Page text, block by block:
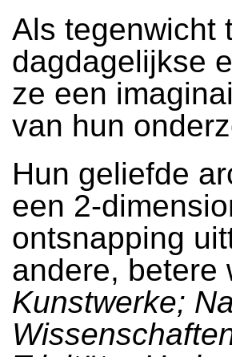
Als tegenwicht
dagdagelijkse
ze een
van hun
Hun geliefde
een 2-
ontsnapping
andere, betere
Kunstwerke;